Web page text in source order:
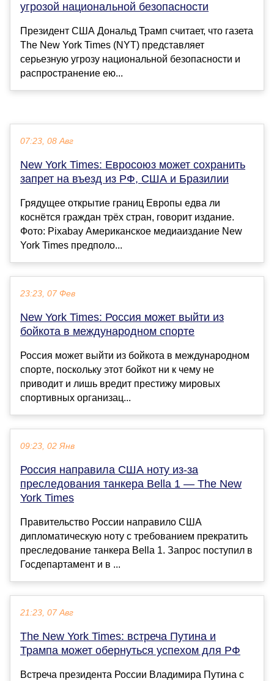
угрозой национальной безопасности
Президент США Дональд Трамп считает, что газета
The New York Times (NYT) представляет
серьезную угрозу национальной безопасности и
распространение ею...
07:23, 08 Авг
New York Times: Евросоюз может сохранить
запрет на въезд из РФ, США и Бразилии
Грядущее открытие границ Европы едва ли
коснётся граждан трёх стран, говорит издание.
Фото: Pixabay Американское медиаиздание New
York Times предполо...
23:23, 07 Фев
New York Times: Россия может выйти из
бойкота в международном спорте
Россия может выйти из бойкота в международном
спорте, поскольку этот бойкот ни к чему не
приводит и лишь вредит престижу мировых
спортивных организац...
09:23, 02 Янв
Россия направила США ноту из-за
преследования танкера Bella 1 — The New
York Times
Правительство России направило США
дипломатическую ноту с требованием прекратить
преследование танкера Bella 1. Запрос поступил в
Госдепартамент и в ...
21:23, 07 Авг
The New York Times: встреча Путина и
Трампа может обернуться успехом для РФ
Встреча президента России Владимира Путина с